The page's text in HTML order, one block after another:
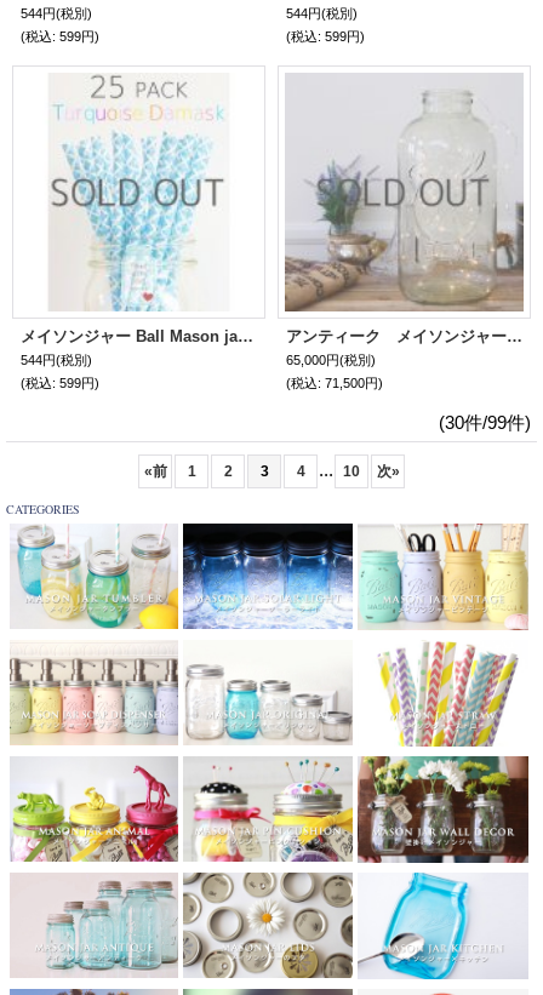
544円(税別)
(税込: 599円)
544円(税別)
(税込: 599円)
メイソンジャー Ball Mason jar タンブラー エコ 再生可能 紙ストロー25本入り サーキュラーエコノミー Turquoise Damask
544円(税別)
(税込: 599円)
アンティーク メイソンジャー 限定１点のみ！超希少レア！Ball社特大メイソンジャー インテリア用
65,000円(税別)
(税込: 71,500円)
(30件/99件)
«前 1 2 3 4 ... 10 次»
CATEGORIES